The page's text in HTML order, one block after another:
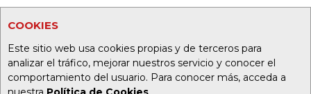
COOKIES
Este sitio web usa cookies propias y de terceros para
analizar el tráfico, mejorar nuestros servicio y conocer el
comportamiento del usuario. Para conocer más, acceda a